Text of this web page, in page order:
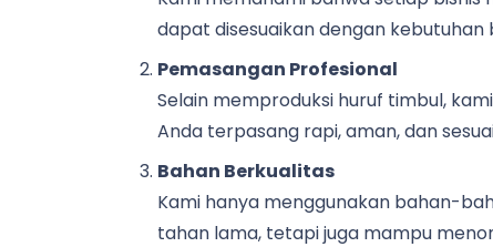
dapat disesuaikan dengan kebutuhan
Pemasangan Profesional
Selain memproduksi huruf timbul,
Anda terpasang rapi, aman, dan
Bahan Berkualitas
Kami hanya menggunakan bahan-
tahan lama, tetapi juga mampu